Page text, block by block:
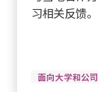
习相关反馈。
面向大学和公司